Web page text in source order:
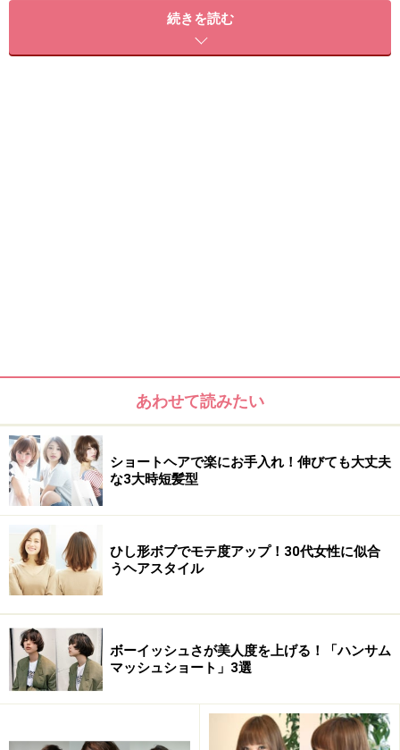
サイド
hair 公文啓敬
バック
hair 公文啓敬
40代でショートボブが似合う髪のタイプ
続きを読む
あわせて読みたい
ショートヘアで楽にお手入れ！伸びても大丈夫
な3大時短髪型
ひし形ボブでモテ度アップ！30代女性に似合
うヘアスタイル
ボーイッシュさが美人度を上げる！「ハンサム
マッシュショート」3選